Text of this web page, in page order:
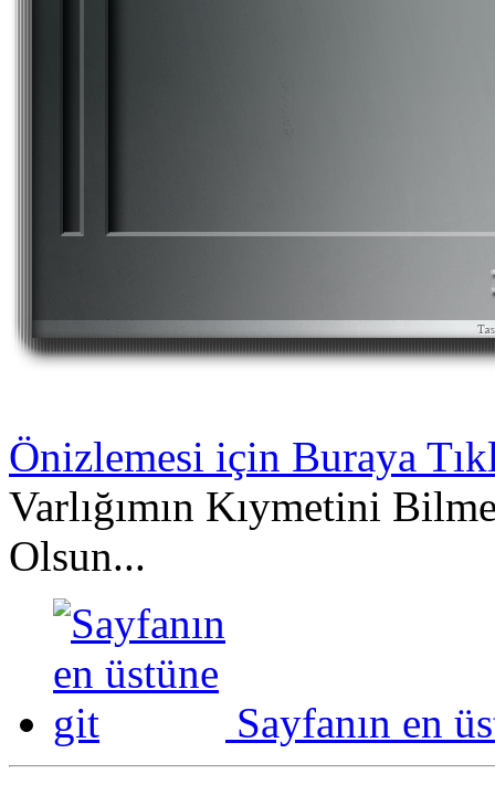
Önizlemesi için Buraya
Varlığımın Kıymetini
Olsun...
Sayfanın en